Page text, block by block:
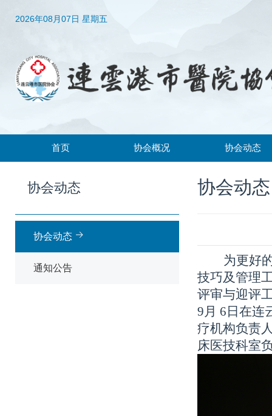
2026年08月07日 星期五
首页 协会概况
领导机构
协会动态
通知公告
协会动态
协会动态
通知公告
协会动态
为更好
技巧及管理
评审与迎评
9月 6日在连
疗机构负责
床医技科室